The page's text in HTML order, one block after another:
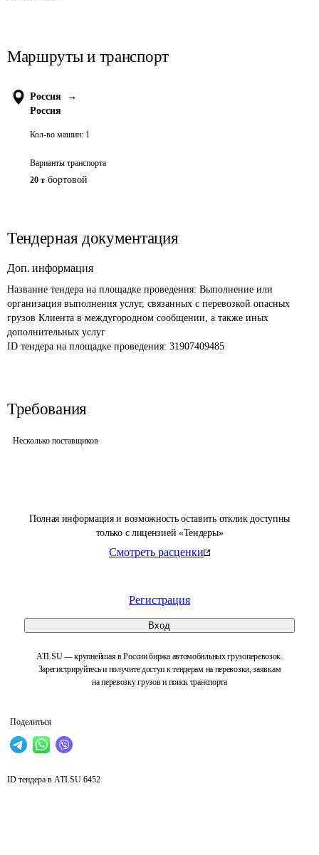
Полная информация и возможность оставить отклик доступны
только с лицензией «Тендеры»
Смотреть расценки
Регистрация
Вход
ATI.SU — крупнейшая в России биржа автомобильных грузоперевозок.
Зарегистрируйтесь и получите доступ к тендерам на перевозки, заявкам
на перевозку грузов и поиск транспорта
Поделиться
Маршруты и транспорт
Россия
→
Россия
Кол-во машин: 1
Варианты транспорта
20 т бортовой
Тендерная документация
Доп. информация
Название тендера на площадке проведения: Выполнение или
организация выполнения услуг, связанных с перевозкой опасных
грузов Клиента в междугородном сообщении, а также иных
дополнительных услуг
ID тендера на площадке проведения: 31907409485
Требования
Несколько поставщиков
ID тендера в ATI.SU 6452